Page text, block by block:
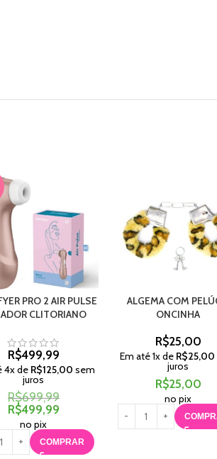
PRO 2 AIR PULSE
CLITORIANO
R$499,99
4x de R$125,00 sem
juros
R$699,99
R$499,99
no pix
COMPRAR
ALGEMA COM
ONCINHA
R$25,00
Em até1x de R$25,00
juros
R$25,00
no pix